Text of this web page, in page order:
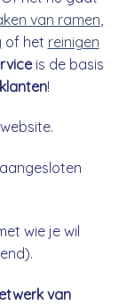
van ramen
of het reinigen
is de basis
!
wie je wil
van